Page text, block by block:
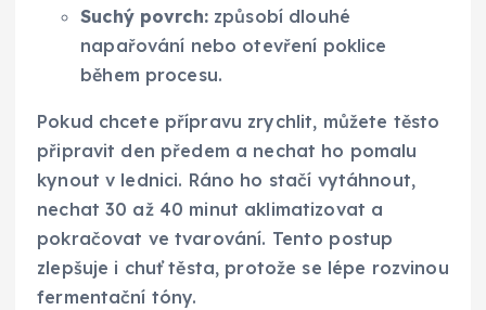
Suchý povrch:způsobí dlouhé
napařování nebo otevření poklice
během procesu.
Pokud chcete přípravu zrychlit, můžete těsto
připravit den předem a nechat ho pomalu
kynout v lednici. Ráno ho stačí vytáhnout,
nechat 30 až 40 minut aklimatizovat a
pokračovat ve tvarování. Tento postup
zlepšuje i chuť těsta, protože se lépe rozvinou
fermentační tóny.